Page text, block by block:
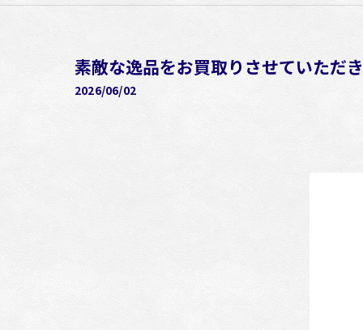
素敵な逸品をお買取りさせていただ
2026/06/02